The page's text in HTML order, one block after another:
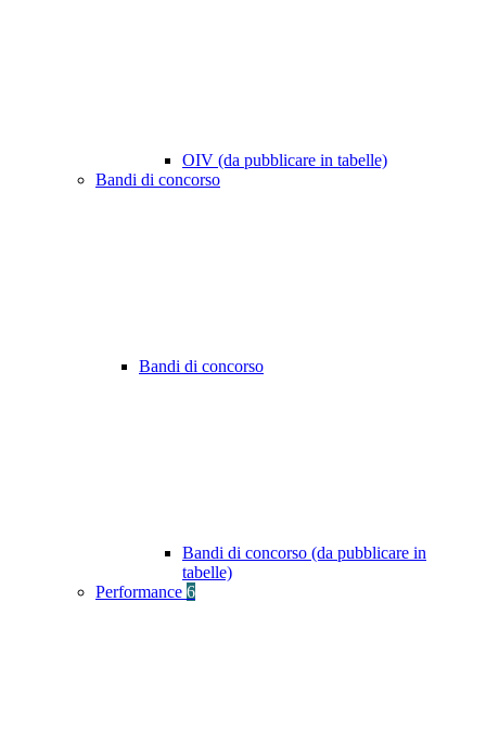
OIV (da pubblicare in tabelle)
Bandi di concorso
Bandi di concorso
Bandi di concorso (da pubblicare in
tabelle)
Performance 6